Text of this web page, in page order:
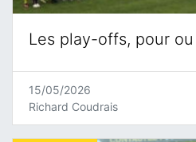
Les play-offs, pour
15/05/2026
Richard Coudrais